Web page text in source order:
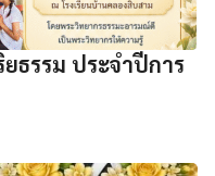
ธรรม ประจำปีการ